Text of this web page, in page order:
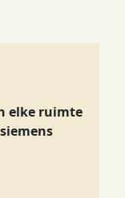
elke ruimte